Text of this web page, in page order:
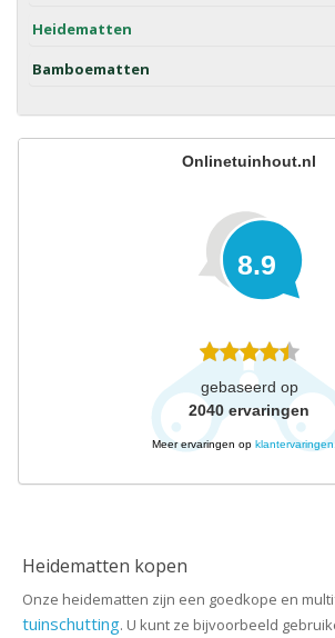
Heidematten
Bamboematten
Onlinetuinhout.nl
8.9
gebaseerd op
2040 ervaringen
Meer ervaringen op
Heidematten kopen
Onze heidematten zijn een goedkope en
tuinschutting. U kunt ze bijvoorbeeld